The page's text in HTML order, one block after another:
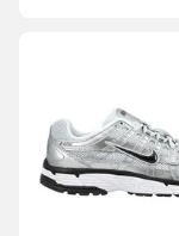
Megnyit egy